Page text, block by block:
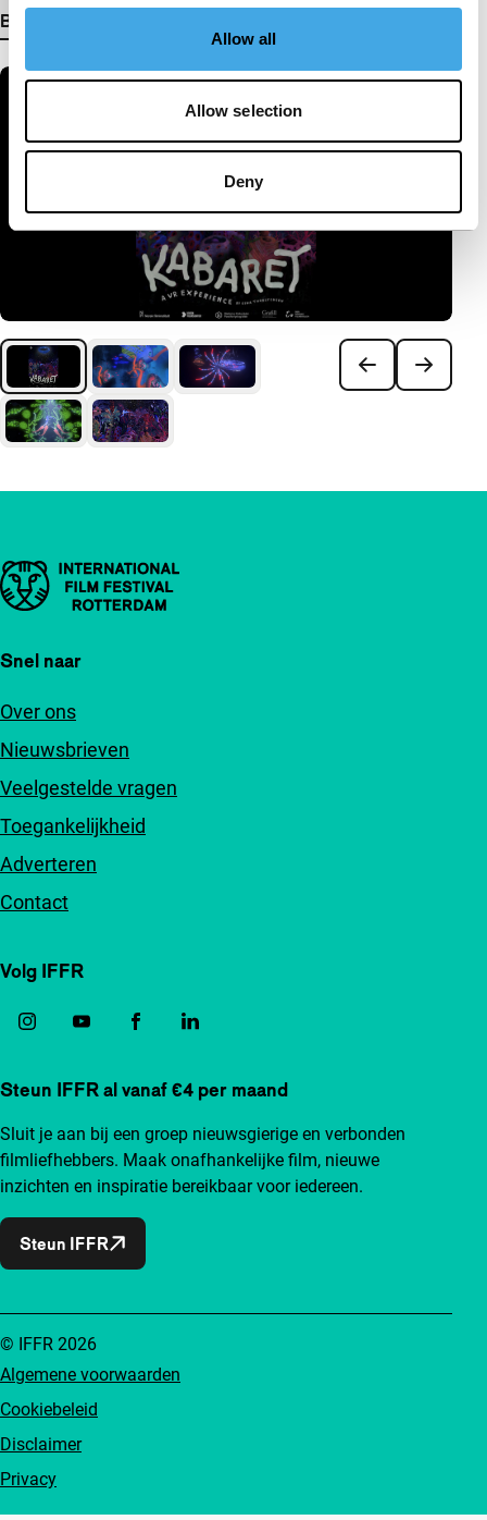
Allow all
Allow selection
Deny
Bekijk meer details
Belangrijke links
Snel naar
Over ons
Nieuwsbrieven
Veelgestelde vragen
Toegankelijkheid
Adverteren
Contact
Volg IFFR
Steun IFFR al vanaf €4 per maand
Sluit je aan bij een groep nieuwsgierige en verbonden
filmliefhebbers. Maak onafhankelijke film, nieuwe
inzichten en inspiratie bereikbaar voor iedereen.
Steun IFFR
Algemene voorwaarden
Cookiebeleid
Disclaimer
Privacy
© IFFR 2026